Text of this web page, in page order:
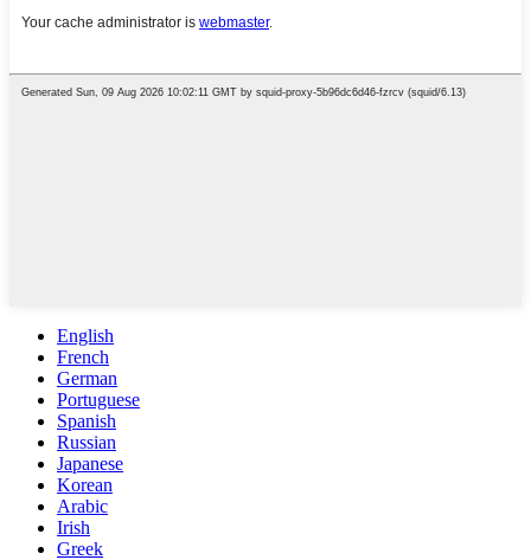
English
French
German
Portuguese
Spanish
Russian
Japanese
Korean
Arabic
Irish
Greek